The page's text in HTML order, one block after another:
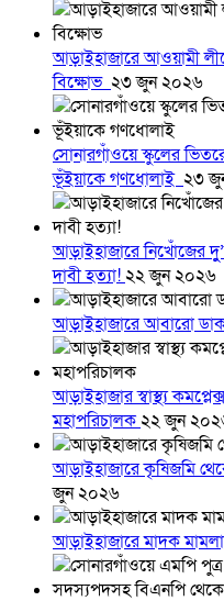
আড়াইহাজারে আওয়ামী
বিক্ষোভ ২৩ জুন ২০২৬
সোনারগাঁওয়ে স্কুলের
ভূঁইয়াকে গণধোলাই ২৩
আড়াইহাজারে নিখোঁজের
দাবী হত্যা!২২ জুন ২০২৬
আড়াইহাজারে আবারো
আড়াইহাজার স্বাস্থ্য
মহাপরিচালক২২ জুন
আড়াইহাজারে কৃষিজমি
জুন ২০২৬
আড়াইহাজারে মাদক